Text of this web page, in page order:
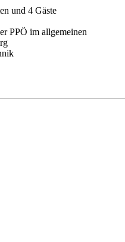
und 4 Gäste
PPÖ im allgemeinen